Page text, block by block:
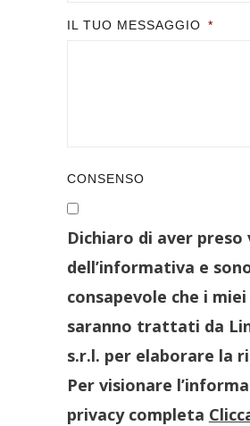
IL TUO MESSAGGIO *
CONSENSO
Dichiaro di aver preso
dell’informativa e
consapevole che i
saranno trattati da
s.r.l. per elaborare la
Per visionare
privacy completa